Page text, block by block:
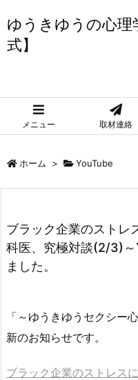
ゆうきゆうの心理
式】
メニュー 取材連絡
ホーム > YouTube
ブラック企業のストレ
科医、究極対談(2/3)
ました。
「～ゆうきゆうセクシー
新のお知らせです。
ブラック企業のストレス